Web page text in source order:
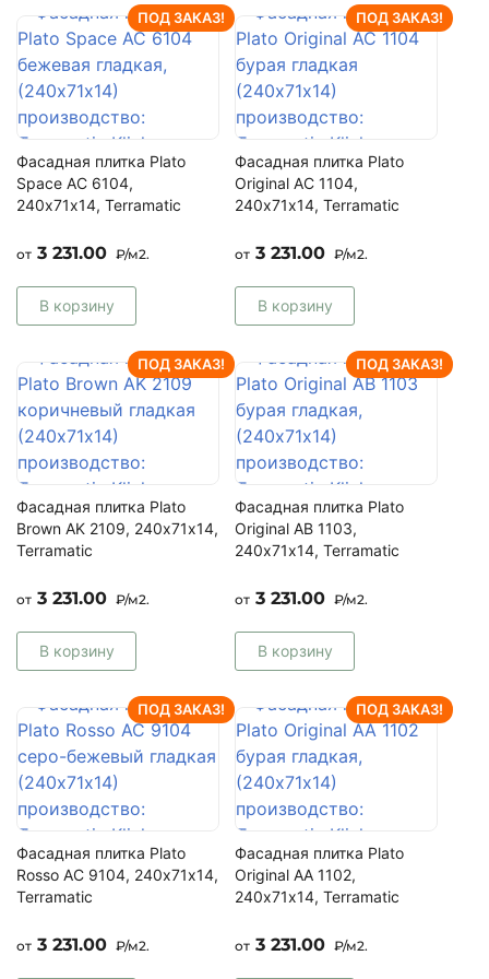
ПОД ЗАКАЗ!
Фасадная плитка Plato
Space AC 6104,
240х71х14, Terramatic
от 3 231.00 ₽/м2.
В корзину
ПОД ЗАКАЗ!
Фасадная плитка Plato
Original AC 1104,
240х71х14, Terramatic
от 3 231.00 ₽/м2.
В корзину
ПОД ЗАКАЗ!
Фасадная плитка Plato
Brown AK 2109, 240х71х14,
Terramatic
от 3 231.00 ₽/м2.
В корзину
ПОД ЗАКАЗ!
Фасадная плитка Plato
Original AB 1103,
240х71х14, Terramatic
от 3 231.00 ₽/м2.
В корзину
ПОД ЗАКАЗ!
Фасадная плитка Plato
Rosso AC 9104, 240х71х14,
Terramatic
от 3 231.00 ₽/м2.
ПОД ЗАКАЗ!
Фасадная плитка Plato
Original AA 1102,
240х71х14, Terramatic
от 3 231.00 ₽/м2.